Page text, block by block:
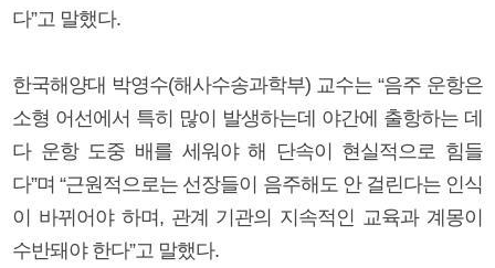
다”고 말했다.
한국해양대 박영수(해사수송과학부) 교수는 “음주 운항은
소형 어선에서 특히 많이 발생하는데 야간에 출항하는 데
다 운항 도중 배를 세워야 해 단속이 현실적으로 힘들
다”며 “근원적으로는 선장들이 음주해도 안 걸린다는 인식
이 바뀌어야 하며, 관계 기관의 지속적인 교육과 계몽이
수반돼야 한다”고 말했다.